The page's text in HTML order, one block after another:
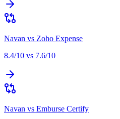
Navan vs Zoho Expense
8.4/10 vs 7.6/10
Navan vs Emburse Certify